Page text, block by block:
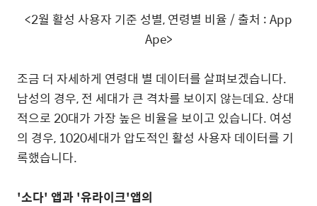
<2월 활성 사용자 기준 성별,연령별 비율 /출처 : App
Ape>
조금 더 자세하게 연령대 별 데이터를 살펴보겠습니다.
남성의 경우,전 세대가 큰 격차를 보이지 않는데요. 상대
적으로 20대가 가장 높은 비율을 보이고 있습니다. 여성
의 경우, 1020세대가 압도적인 활성 사용자 데이터를 기
록했습니다.
'소다' 앱과'유라이크'앱의